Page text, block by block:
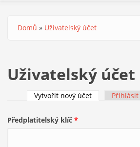
Jste zde
Domů » Uživatelský účet
Uživatelský účet
Vytvořit nový účet (aktivníPřihlásit
Předplatitelský klíč *